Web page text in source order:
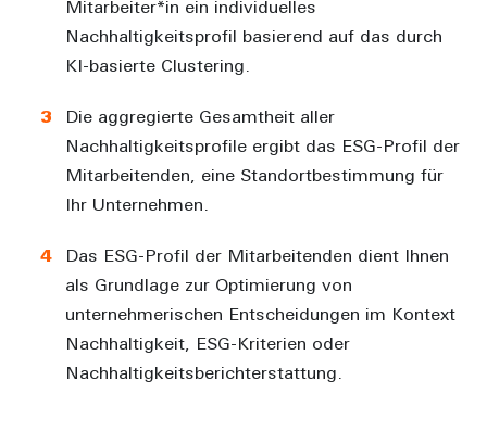
Mitarbeiter*in ein individuelles
Nachhaltigkeitsprofil basierend auf das durch
KI-basierte Clustering.
Die aggregierte Gesamtheit aller
Nachhaltigkeitsprofile ergibt das ESG-Profil der
Mitarbeitenden, eine Standortbestimmung für
Ihr Unternehmen.
Das ESG-Profil der Mitarbeitenden dient Ihnen
als Grundlage zur Optimierung von
unternehmerischen Entscheidungen im Kontext
Nachhaltigkeit, ESG-Kriterien oder
Nachhaltigkeitsberichterstattung.